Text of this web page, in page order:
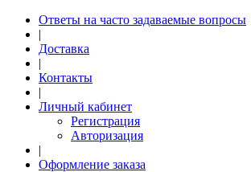
Ответы на часто задаваемые вопросы
|
Доставка
|
Контакты
|
Личный кабинет
Регистрация
Авторизация
|
Оформление заказа